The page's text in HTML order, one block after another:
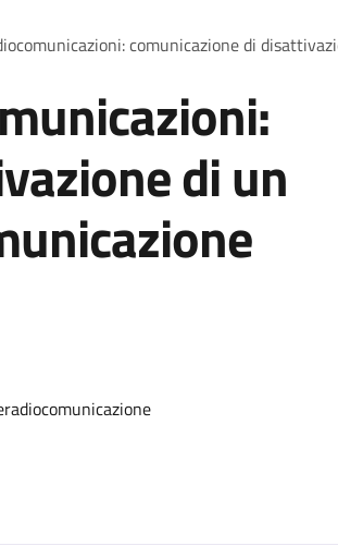
comunicazione di
di un